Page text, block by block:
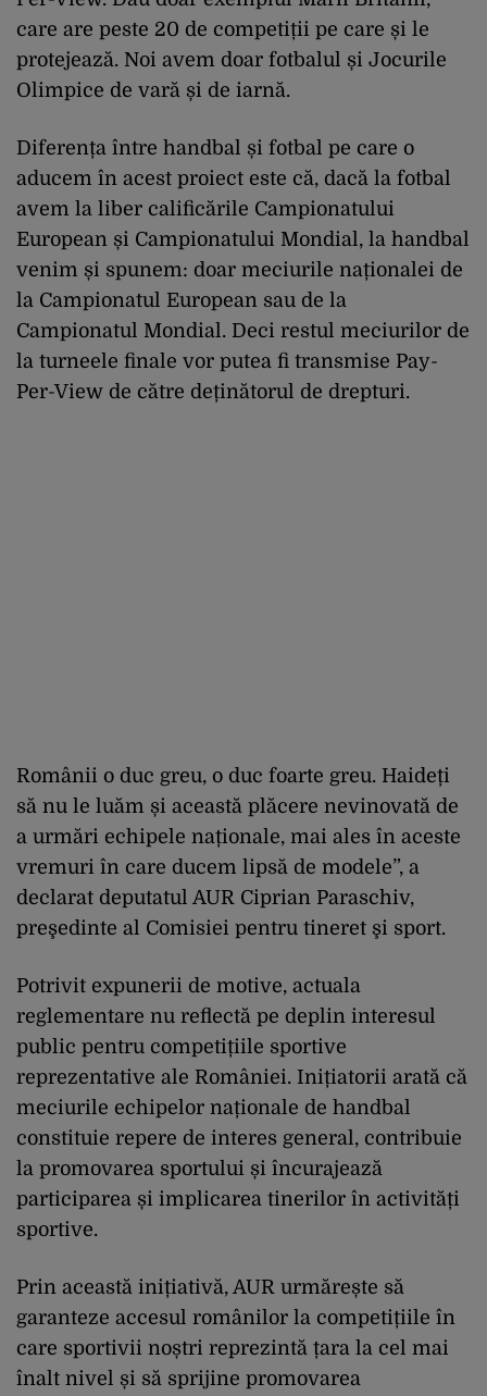
care are peste 20 de competiții pe care și le
protejează. Noi avem doar fotbalul și Jocurile
Olimpice de vară și de iarnă.
Diferența între handbal și fotbal pe care o
aducem în acest proiect este că, dacă la fotbal
avem la liber calificările Campionatului
European și Campionatului Mondial, la handbal
venim și spunem: doar meciurile naționalei de
la Campionatul European sau de la
Campionatul Mondial. Deci restul meciurilor de
la turneele finale vor putea fi transmise Pay-
Per-View de către deținătorul de drepturi.
Românii o duc greu, o duc foarte greu. Haideți
să nu le luăm și această plăcere nevinovată de
a urmări echipele naționale, mai ales în aceste
vremuri în care ducem lipsă de modele”, a
declarat deputatul AUR Ciprian Paraschiv,
preşedinte al Comisiei pentru tineret şi sport.
Potrivit expunerii de motive, actuala
reglementare nu reflectă pe deplin interesul
public pentru competițiile sportive
reprezentative ale României. Inițiatorii arată că
meciurile echipelor naționale de handbal
constituie repere de interes general, contribuie
la promovarea sportului și încurajează
participarea și implicarea tinerilor în activități
sportive.
Prin această inițiativă, AUR urmărește să
garanteze accesul românilor la competițiile în
care sportivii noștri reprezintă țara la cel mai
înalt nivel și să sprijine promovarea